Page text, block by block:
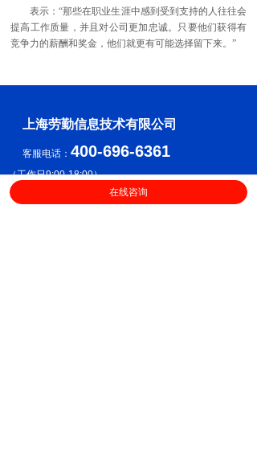
表示：“那些在职业生涯中感到受到支持的人往往会
提高工作质量，并且对公司更加忠诚。只要他们获得有
竞争力的薪酬和奖金，他们就更有可能选择留下来。”
客服电话： 400-696-6361
（工作日9:00-18:00）
上海劳勤信息技术有限公司
在线咨询